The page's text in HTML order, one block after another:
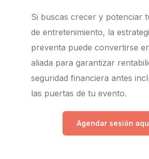
Si buscas crecer y potenciar
de entretenimiento, la
preventa puede convertirse
aliada para garantizar
seguridad financiera antes
las puertas de tu evento.
Agendar sesión